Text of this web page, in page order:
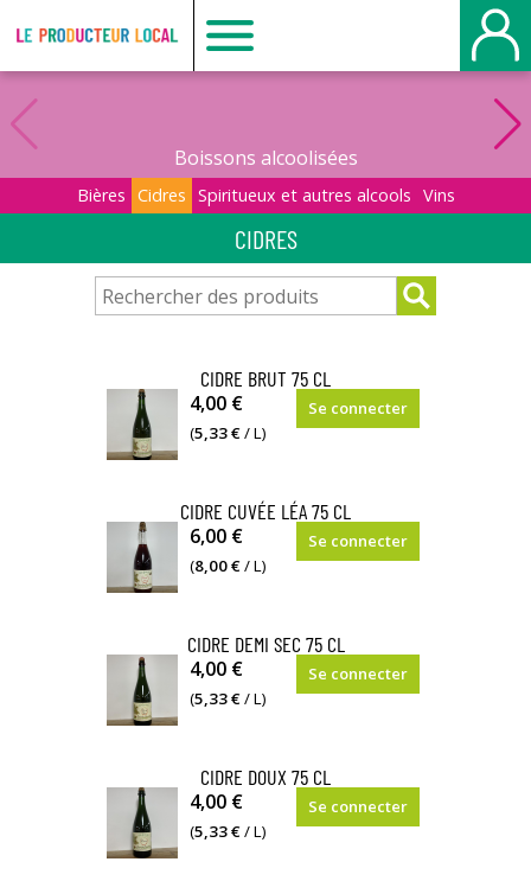
Le
local
Beauvais
Boissons alcoolisées
Bières Cidres Spiritueux et autres alcools Vins
CIDRES
CIDRE BRUT 75 CL
4,00 €
(5,33 €/ L)
Se connecter
CIDRE CUVÉE LÉA 75 CL
6,00 €
(8,00 €/ L)
Se connecter
CIDRE DEMI SEC 75 CL
4,00 €
(5,33 €/ L)
Se connecter
CIDRE DOUX 75 CL
4,00 €
(5,33 €/ L)
Se connecter